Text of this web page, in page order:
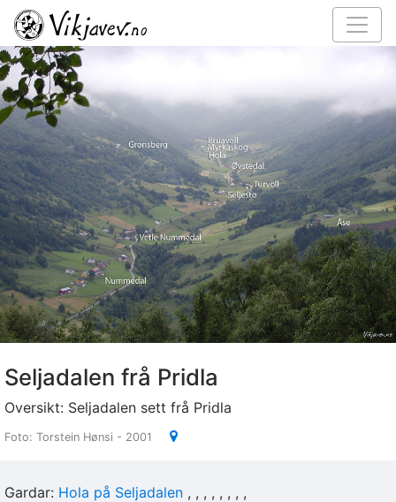
Seljadalen frå Pridla
Oversikt: Seljadalen sett frå Pridla
Foto: Torstein Hønsi - 2001
Gardar: Hola på Seljadalen